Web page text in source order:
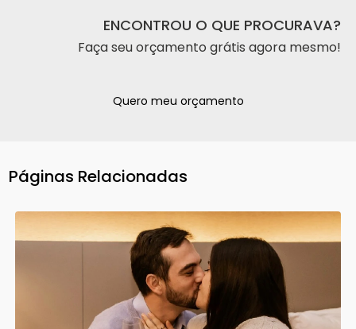
ENCONTROU O QUE PROCURAVA?
Faça seu orçamento grátis agora mesmo!
Quero meu orçamento
Páginas Relacionadas